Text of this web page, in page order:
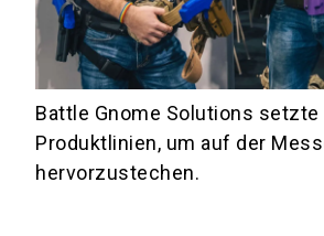
Battle Gnome Solutions
Produktlinien, um auf der
hervorzustechen.